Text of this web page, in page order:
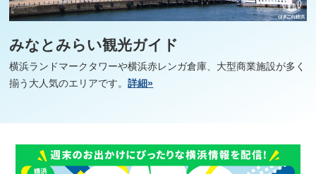
みなとみらい観光ガイド
横浜ランドマークタワーや横浜赤レンガ倉庫、大型商業施設が多く
揃う大人気のエリアです。詳細»